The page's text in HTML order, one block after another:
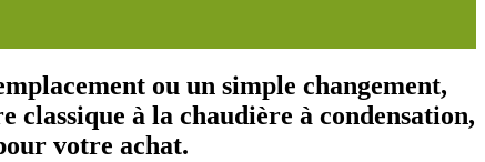
ou un simple changement,
classique à la chaudière à condensation,
votre achat.